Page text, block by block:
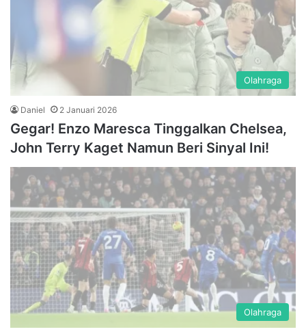
Olahraga
Daniel 2 Januari 2026
Gegar! Enzo Maresca Tinggalkan Chelsea,
John Terry Kaget Namun Beri Sinyal Ini!
Olahraga